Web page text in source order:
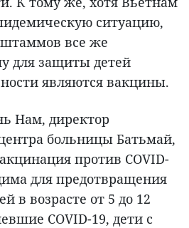
ситуацию,
все же
для защиты детей
являются вакцины.
Нам, директор
больницы Батьмай,
против COVID-
для предотвращения
в возрасте от 5 до 12
COVID-19, дети с